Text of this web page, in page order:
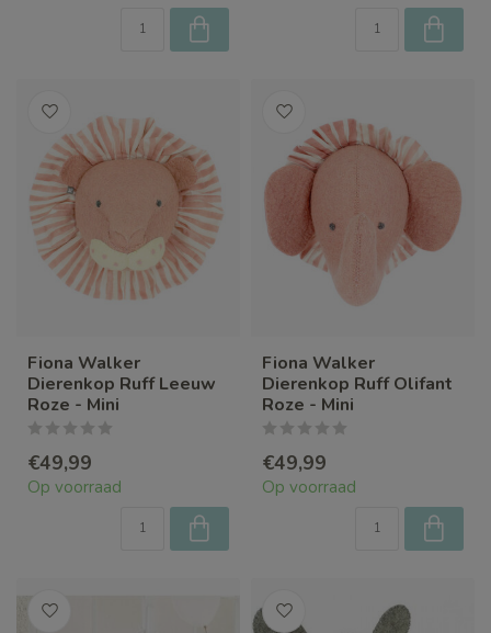
Fiona Walker
Dierenkop Ruff Leeuw
Roze - Mini
€49,99
Op voorraad
Fiona Walker
Dierenkop Ruff Olifant
Roze - Mini
€49,99
Op voorraad